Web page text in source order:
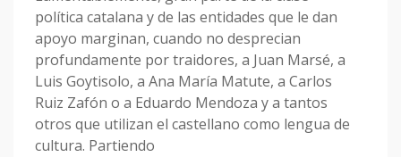
política catalana y de las entidades que le dan
apoyo marginan, cuando no desprecian
profundamente por traidores, a Juan Marsé, a
Luis Goytisolo, a Ana María Matute, a Carlos
Ruiz Zafón o a Eduardo Mendoza y a tantos
otros que utilizan el castellano como lengua de
cultura. Partiendo